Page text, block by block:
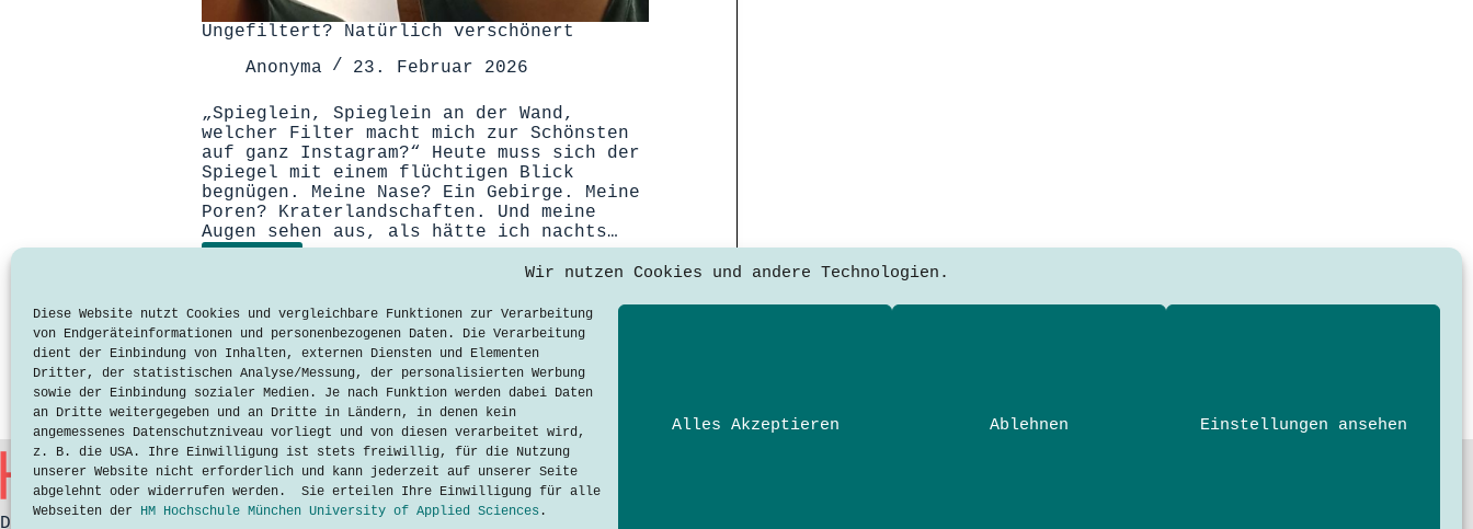
Wir nutzen Cookies und andere Technologien.
Diese Website nutzt Cookies und vergleichbare Funktionen zur Verarbeitung
von Endgeräteinformationen und personenbezogenen Daten. Die Verarbeitung
dient der Einbindung von Inhalten, externen Diensten und Elementen
Dritter, der statistischen Analyse/Messung, der personalisierten Werbung
sowie der Einbindung sozialer Medien. Je nach Funktion werden dabei Daten
an Dritte weitergegeben und an Dritte in Ländern, in denen kein
angemessenes Datenschutzniveau vorliegt und von diesen verarbeitet wird,
z. B. die USA. Ihre Einwilligung ist stets freiwillig, für die Nutzung
unserer Website nicht erforderlich und kann jederzeit auf unserer Seite
abgelehnt oder widerrufen werden. Sie erteilen Ihre Einwilligung für alle
Webseiten der HM Hochschule München University of Applied Sciences .
Alles Akzeptieren Ablehnen Einstellungen ansehen
Ungefiltert? Natürlich verschönert
Anonyma
23. Februar 2026
„Spieglein, Spieglein an der Wand,
welcher Filter macht mich zur Schönsten
auf ganz Instagram?“ Heute muss sich der
Spiegel mit einem flüchtigen Blick
begnügen. Meine Nase? Ein Gebirge. Meine
Poren? Kraterlandschaften. Und meine
Augen sehen aus, als hätte ich nachts…
verschönert
Datenschutzerklärung